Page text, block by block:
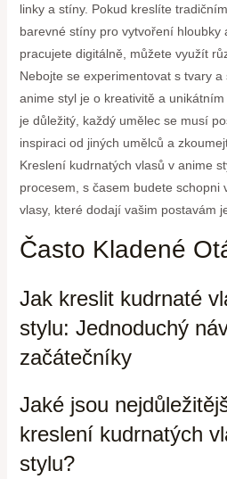
linky a stíny. Pokud kreslíte
barevné stíny pro vytvoření hloubky
pracujete digitálně, můžete využít
Nebojte se experimentovat s tvary a
anime styl je o kreativitě a
je důležitý, každý umělec se musí
inspiraci od jiných umělců a
Kreslení kudrnatých vlasů v anime
procesem, s časem budete schopni
vlasy, které dodají vašim postavám
Často Kladené
Jak kreslit kudrnaté
stylu: Jednoduchý
začátečníky
Jaké jsou
kreslení kudrnatých
stylu?